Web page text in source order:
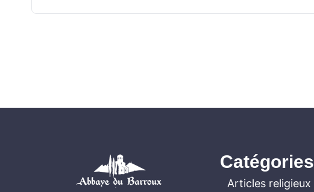
Catégories
Articles religieux